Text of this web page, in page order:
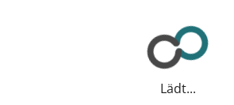
Lädt...